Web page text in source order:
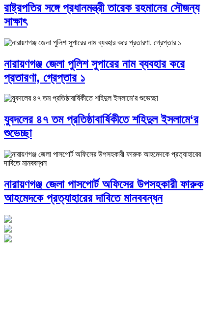
রাষ্ট্রপতির সঙ্গে প্রধানমন্ত্রী তারেক রহমানের সৌজন্য
সাক্ষাৎ
নারায়ণগঞ্জ জেলা পুলিশ সুপারের নাম ব্যবহার করে
প্রতারণা, গ্রেপ্তার ১
যুবদলের ৪৭ তম প্রতিষ্ঠাবার্ষিকীতে শহিদুল ইসলামে‘র
শুভেচ্ছা
নারায়ণগঞ্জ জেলা পাসপোর্ট অফিসের উপসহকারী ফারুক
আহমেদকে প্রত্যাহারের দাবিতে মানববন্ধন